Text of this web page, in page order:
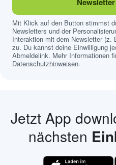
Mit Klick auf den Button stimmst
Newsletters und der
Interaktion mit dem Newsletter
zu. Du kannst deine Einwilligung
Abmeldelink. Mehr Informationen
Datenschutzhinweisen.
Jetzt App
nächsten